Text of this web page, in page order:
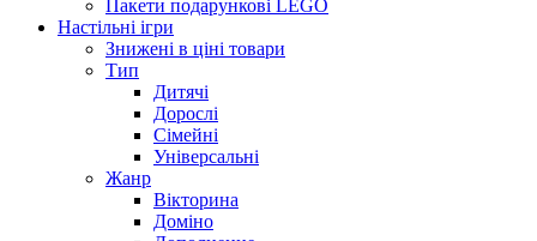
Пакети подарункові LEGO
Настільні ігри
Знижені в ціні товари
Тип
Дитячі
Дорослі
Сімейні
Універсальні
Жанр
Вікторина
Доміно